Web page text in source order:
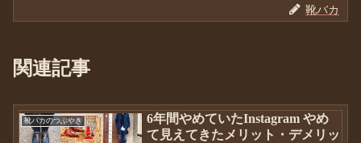
靴バカ
関連記事
靴バカのつぶやき
6年間やめていたInstagram やめ
て見えてきたメリット・デメリッ